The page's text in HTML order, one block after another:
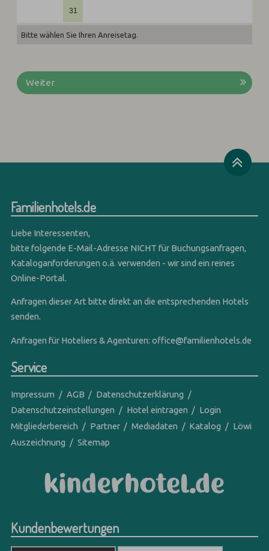
31
Bitte wählen Sie Ihren Anreisetag.
Weiter
Familienhotels.de
Liebe Interessenten,
bitte folgende E-Mail-Adresse NICHT für Buchungsanfragen,
Kataloganforderungen o.ä. verwenden - wir sind ein reines
Online-Portal.
Anfragen dieser Art bitte direkt an die entsprechenden Hotels
senden.
Anfragen für Hoteliers & Agenturen:office@familienhotels.de
Service
Impressum AGB
Datenschutzerklärung
Datenschutzeinstellungen
Hotel eintragen
Login
Mitgliederbereich
Partner Mediadaten Katalog
Löwi
Auszeichnung
Sitemap
Kundenbewertungen